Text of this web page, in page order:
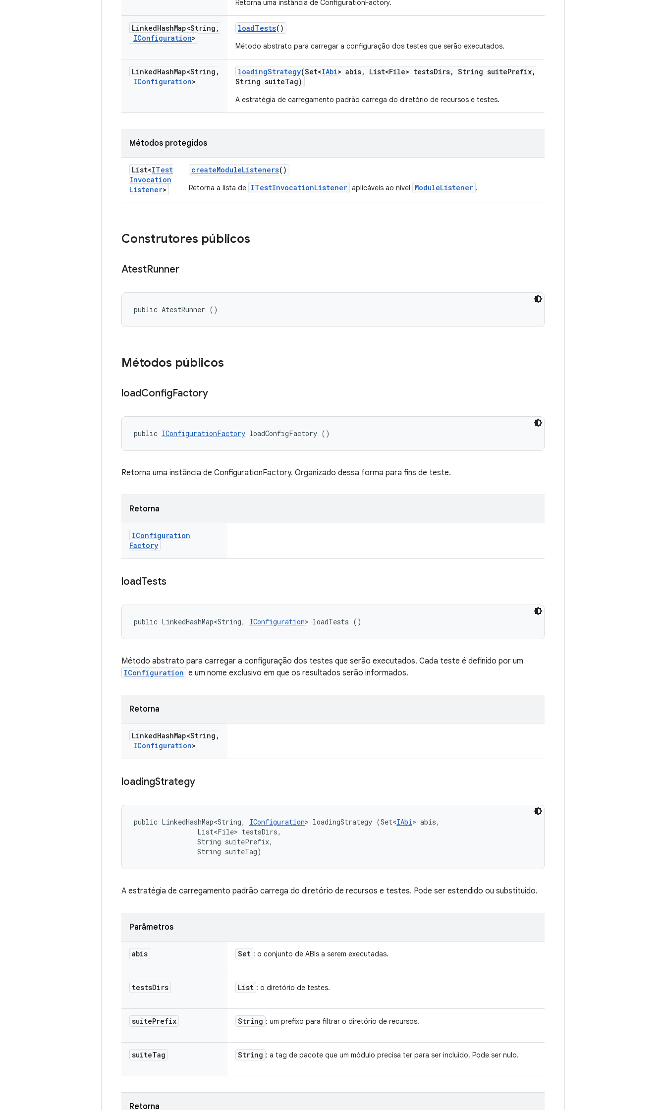
Retorna uma instância de ConfigurationFactory.
LinkedHashMap<String ,
IConfiguration>
loadTests()
Método abstrato para carregar a configuração dos testes que serão executados.
LinkedHashMap<String ,
IConfiguration>
loadingStrategy(Set<IAbi> abis, List<File> testsDirs, String suitePrefix,
String suiteTag)
A estratégia de carregamento padrão carrega do diretório de recursos e testes.
Métodos protegidos
List<ITest
Invocation
Listener>
createModuleListeners()
Retorna a lista de ITestInvocationListener aplicáveis ao nível ModuleListener .
Construtores públicos
AtestRunner
public AtestRunner ()
Métodos públicos
loadConfigFactory
public IConfigurationFactory loadConfigFactory ()
Retorna uma instância de ConfigurationFactory. Organizado dessa forma para fins de teste.
Retorna
IConfiguration
Factory
loadTests
public LinkedHashMap<String, IConfiguration> loadTests ()
Método abstrato para carregar a configuração dos testes que serão executados. Cada teste é definido por um
IConfiguration e um nome exclusivo em que os resultados serão informados.
Retorna
LinkedHashMap<String ,
IConfiguration>
loadingStrategy
public LinkedHashMap<String, IConfiguration> loadingStrategy (Set<IAbi> abis,
                List<File> testsDirs,
                String suitePrefix,
                String suiteTag)
A estratégia de carregamento padrão carrega do diretório de recursos e testes. Pode ser estendido ou substituído.
Parâmetros
abis Set : o conjunto de ABIs a serem executadas.
testsDirs List : o diretório de testes.
suitePrefix String : um prefixo para filtrar o diretório de recursos.
suiteTag String : a tag de pacote que um módulo precisa ter para ser incluído. Pode ser nulo.
Retorna